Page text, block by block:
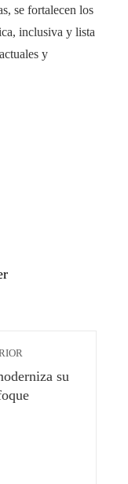
se fortalecen los
inclusiva y lista
y
su